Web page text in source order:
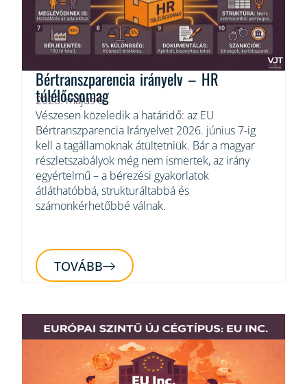
Bértranszparencia irányelv – HR
túlélőcsomag
2026. május 6.
Vészesen közeledik a határidő: az EU
Bértranszparencia Irányelvet 2026. június 7-ig
kell a tagállamoknak átültetniük. Bár a magyar
részletszabályok még nem ismertek, az irány
egyértelmű – a bérezési gyakorlatok
átláthatóbbá, strukturáltabbá és
számonkérhetőbbé válnak.
TOVÁBB